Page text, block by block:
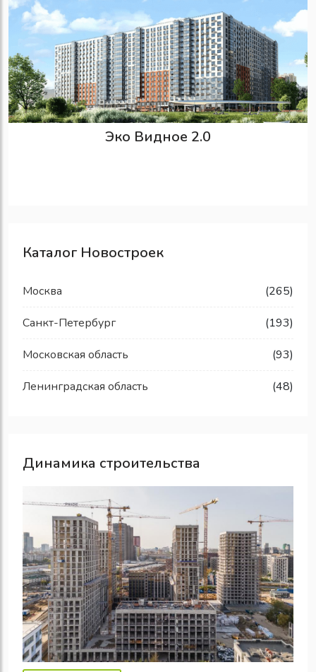
Эко Видное 2.0
Каталог Новостроек
Москва (265)
Санкт-Петербург (193)
Московская область (93)
Ленинградская область (48)
Динамика строительства